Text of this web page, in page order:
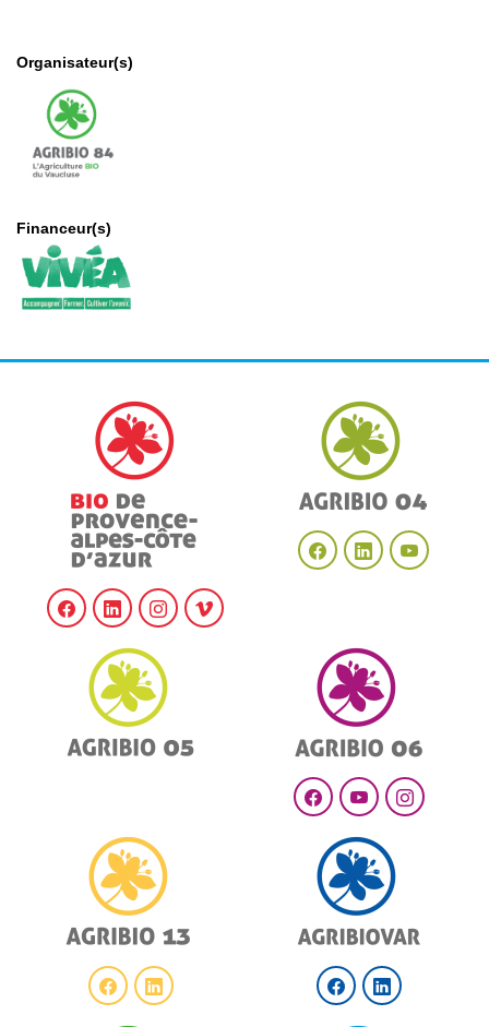
Organisateur(s)
Financeur(s)